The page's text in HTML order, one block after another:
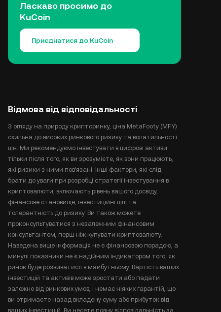
Ласкаво просимо до
KuCoin
Приєднатися до KuCoin
Відмова від відповідальності
З огляду на природу крипторинку, ціна MetaFooty (MFY)
схильна до високих ринкового ризику та волатильності
цін. Ми рекомендуємо інвестувати в цифрові активи
тільки після того, як ви зрозумієте, як вони працюють,
які ризики з ними пов'язані. Інші фактори, які слід
брати до уваги при розробці стратегії інвестування в
криптовалюти, включають рівень вашого досвіду,
фінансове становище, інвестиційні цілі та
толерантність до ризику. Ви також можете
проконсультуватися з незалежним фінансовим
консультантом, перш ніж купувати криптовалюту.
Наведена вище інформація не є фінансовою порадою, а
минулі показники не є надійним індикатором того, як
ринок буде розвиватися в майбутньому. Вартість ваших
інвестицій та активів може зростати або падати
залежно від ринкових умов, і немає ніяких гарантій, що
ви отримаєте назад вкладену суму або прибуток від
ваших інвестицій. Ви несете повну відповідальність за